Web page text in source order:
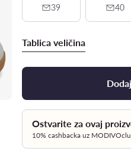
39 40
Tablica veličina
Ostvarite za ovaj
10% cashbacka uz